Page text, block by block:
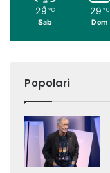
29 ℃
Sab
29 ℃
Dom
Popolari